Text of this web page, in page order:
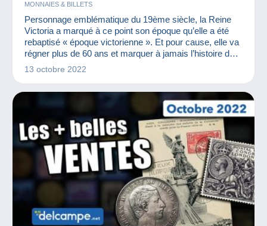
MONNAIES & BILLETS
Personnage emblématique du 19ème siècle, la Reine
Victoria a marqué à ce point son époque qu’elle a été
rebaptisé « époque victorienne ». Et pour cause, elle va
régner plus de 60 ans et marquer à jamais l’histoire du
monde… et celle de la numismatique…
13 octobre 2022